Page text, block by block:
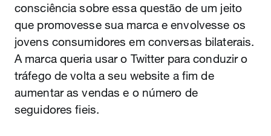
consciência sobre essa questão de um jeito
que promovesse sua marca e envolvesse os
jovens consumidores em conversas bilaterais.
A marca queria usar o Twitter para conduzir o
tráfego de volta a seu website a fim de
aumentar as vendas e o número de
seguidores fieis.